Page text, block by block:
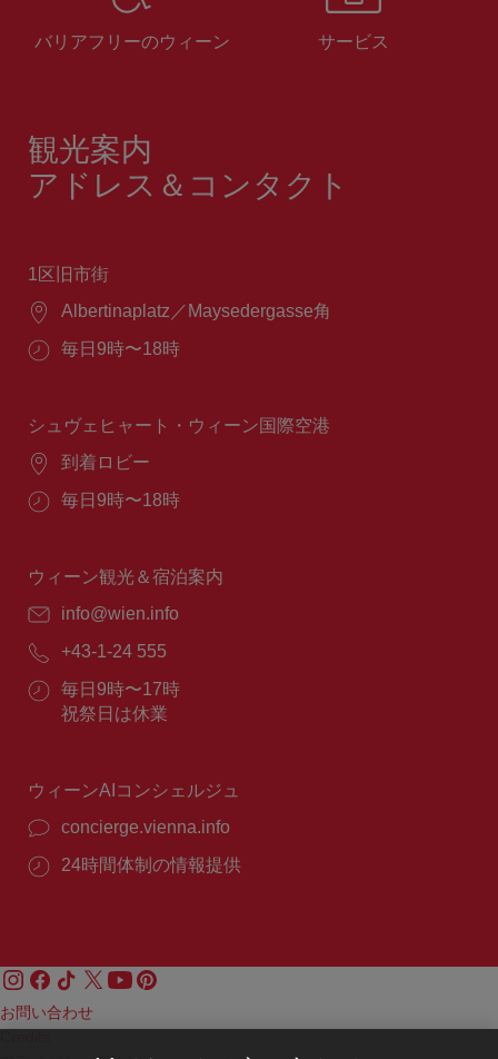
バリアフリーのウィーン サービス
観光案内
アドレス＆コンタクト
1区旧市街
場
Albertinaplatz／Maysedergasse角
営
間：
毎日9時〜18時
シュヴェヒャート・ウィーン国際空港
場
到着ロビー
営
間：
毎日9時〜18時
ウィーン観光＆宿泊案内
E
ー
ル：
info@wien.info
電
番
号：
+43-1-24 555
営
業
毎日9時〜17時
祝祭日は休業
ウィーンAIコンシェルジュ
concierge.vienna.info
24時間体制の情報提供
お問い合わせ